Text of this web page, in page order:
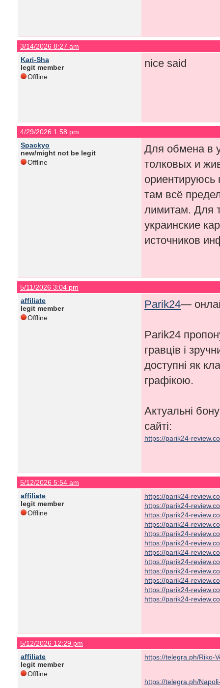
3/14/2026 8:27 am
Kari-Sha
legit member
Offline
nice said
4/29/2026 1:58 pm
Spackyo
new/might not be legit
Offline
Для обмена в
толковых и
ориентируюсь
там всё
лимитам. Для
украинские
источников
5/11/2026 3:04 pm
affiliate
legit member
Offline
Parik24—
Parik24
гравців і
доступні як
графікою.
Актуальні
сайті:
https://parik24-
5/12/2026 5:54 am
affiliate
legit member
Offline
https://parik24-
https://parik24-
https://parik24-
https://parik24-
https://parik24-
https://parik24-
https://parik24-
https://parik24-
https://parik24-
https://parik24-
https://parik24-
https://parik24-
5/12/2026 12:29 pm
affiliate
legit member
Offline
https://telegra.ph/Riko-
https://telegra.ph/